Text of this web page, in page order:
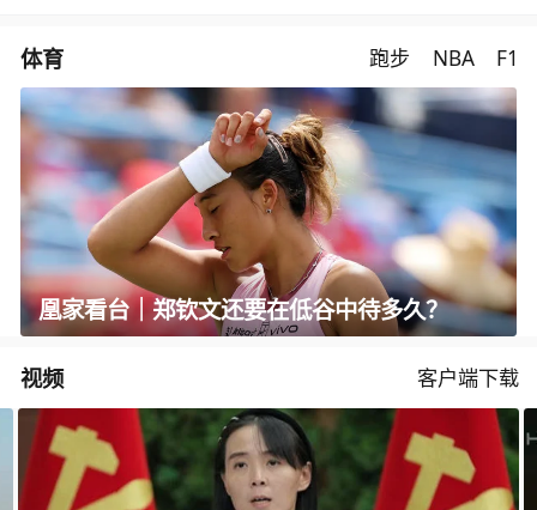
体育 跑步 NBA F1
凰家看台｜郑钦文还要在低谷中待多久？
视频 客户端下载